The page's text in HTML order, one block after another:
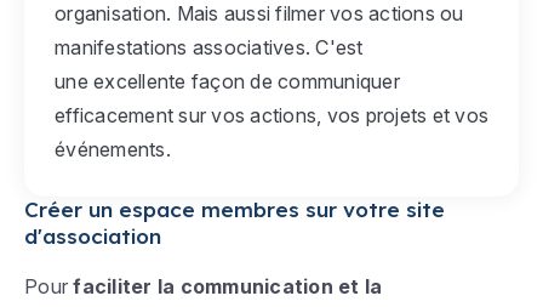
organisation. Mais aussi filmer vos actions ou
manifestations associatives. C'est
une excellente façon de communiquer
efficacement sur vos actions, vos projets et vos
événements.
Créer un espace membres sur votre site
d'association
Pourfaciliter la communication et la